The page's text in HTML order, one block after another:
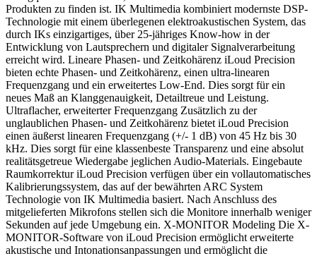
Produkten zu finden ist. IK Multimedia kombiniert modernste DSP-
Technologie mit einem überlegenen elektroakustischen System, das
durch IKs einzigartiges, über 25-jähriges Know-how in der
Entwicklung von Lautsprechern und digitaler Signalverarbeitung
erreicht wird. Lineare Phasen- und Zeitkohärenz iLoud Precision
bieten echte Phasen- und Zeitkohärenz, einen ultra-linearen
Frequenzgang und ein erweitertes Low-End. Dies sorgt für ein
neues Maß an Klanggenauigkeit, Detailtreue und Leistung.
Ultraflacher, erweiterter Frequenzgang Zusätzlich zu der
unglaublichen Phasen- und Zeitkohärenz bietet iLoud Precision
einen äußerst linearen Frequenzgang (+/- 1 dB) von 45 Hz bis 30
kHz. Dies sorgt für eine klassenbeste Transparenz und eine absolut
realitätsgetreue Wiedergabe jeglichen Audio-Materials. Eingebaute
Raumkorrektur iLoud Precision verfügen über ein vollautomatisches
Kalibrierungssystem, das auf der bewährten ARC System
Technologie von IK Multimedia basiert. Nach Anschluss des
mitgelieferten Mikrofons stellen sich die Monitore innerhalb weniger
Sekunden auf jede Umgebung ein. X-MONITOR Modeling Die X-
MONITOR-Software von iLoud Precision ermöglicht erweiterte
akustische und Intonationsanpassungen und ermöglicht die